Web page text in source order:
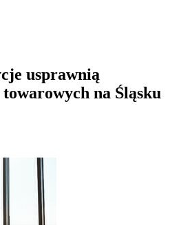
usprawnią
na Śląsku